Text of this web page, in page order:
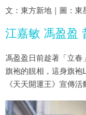
文：東方新地｜圖：東
江嘉敏 馮盈盈
馮盈盈日前趁著「立春
旗袍的靚相，這身旗袍
《天天開運王》宣傳活